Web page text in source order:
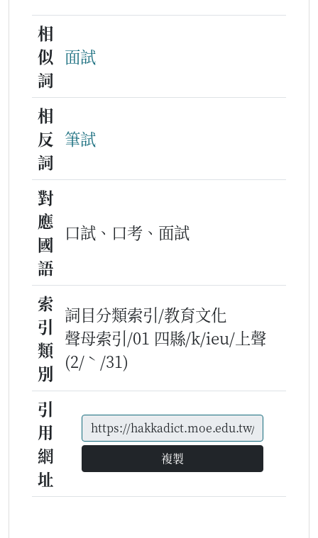
相
似
詞
面試
相
反
詞
筆試
對
應
國
語
口試、口考、面試
索
引
類
別
詞目分類索引/教育文化
聲母索引/01 四縣/k/ieu/上聲
(2/ˋ/31)
引
用
網
址
複製